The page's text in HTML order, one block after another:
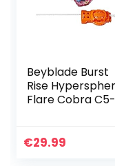
Beyblade Burst
Rise
Flare Cobra
het type:
€29.99